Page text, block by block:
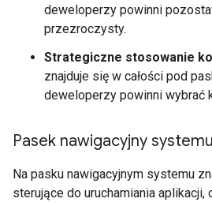
deweloperzy powinni
przezroczysty.
Strategiczne stosowanie
znajduje się w całości pod
deweloperzy powinni wybrać
Pasek nawigacyjny systemu
Na pasku nawigacyjnym systemu
sterujące do uruchamiania